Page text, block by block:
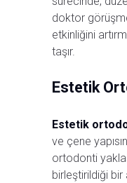
doktor
etkinliğini
taşır.
Estetik
Estetik
ve çene
ortodonti
birleştirildiği bir